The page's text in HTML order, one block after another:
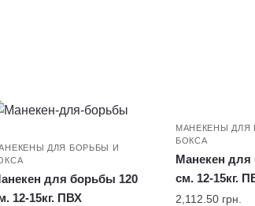
ДЛЯ БОРЬБЫ И
для борьбы 120
12-15кг. ПВХ
МАНЕКЕНЫ ДЛЯ
БОКСА
Манекен для
см. 12-15кг.
2,112.50 грн.